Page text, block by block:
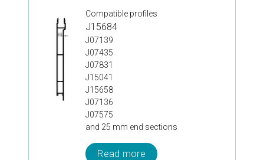
Compatible profiles
J15684
J07139
J07435
J07831
J15041
J15658
J07136
J07575
and 25 mm end sections
Read more